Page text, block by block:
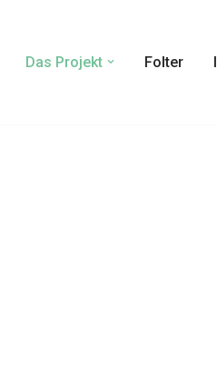
Das Projekt Folter